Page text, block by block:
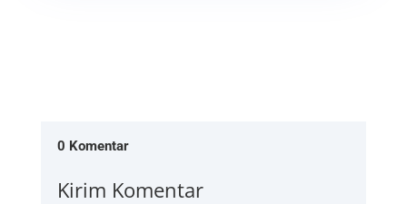
0 Komentar
Kirim Komentar